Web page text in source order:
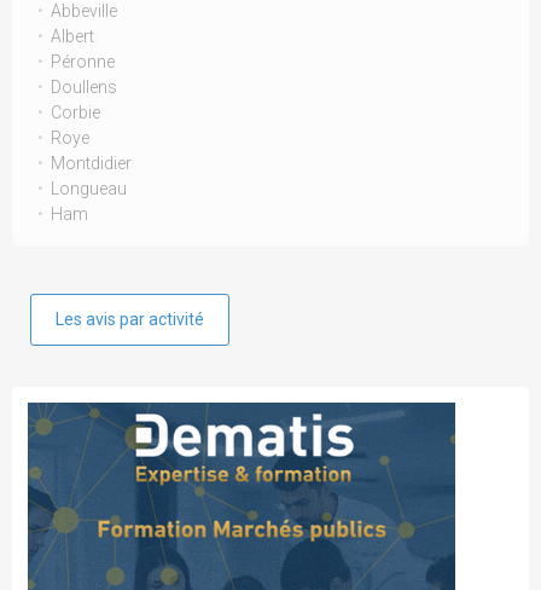
Abbeville
Albert
Péronne
Doullens
Corbie
Roye
Montdidier
Longueau
Ham
Les avis par activité